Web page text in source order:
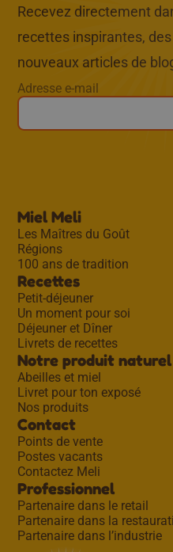
Recevez directement
recettes inspirantes,
nouveaux articles de
Adresse e-mail
Miel Meli
Les Maîtres du Goût
Régions
100 ans de tradition
Recettes
Petit-déjeuner
Un moment pour soi
Déjeuner et Dîner
Livrets de recettes
Notre produit naturel
Abeilles et miel
Livret pour ton exposé
Nos produits
Contact
Points de vente
Postes vacants
Contactez Meli
Professionnel
Partenaire dans le retail
Partenaire dans la
Partenaire dans l’industrie